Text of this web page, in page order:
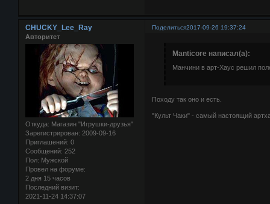
Поделиться2017-09-26 19:37:24
CHUCKY_Lee_Ray
Авторитет
Откуда: Магазин "Игрушки-друзья"
Зарегистрирован: 2009-09-16
Приглашений: 0
Сообщений: 252
Пол: Мужской
Провел на форуме:
2 дня 15 часов
Последний визит:
2021-11-24 14:37:07
Manticore написал(а):
Манчини в арт-Хаус решил
Походу так оно и есть.
"Культ Чаки" - самый настоящий